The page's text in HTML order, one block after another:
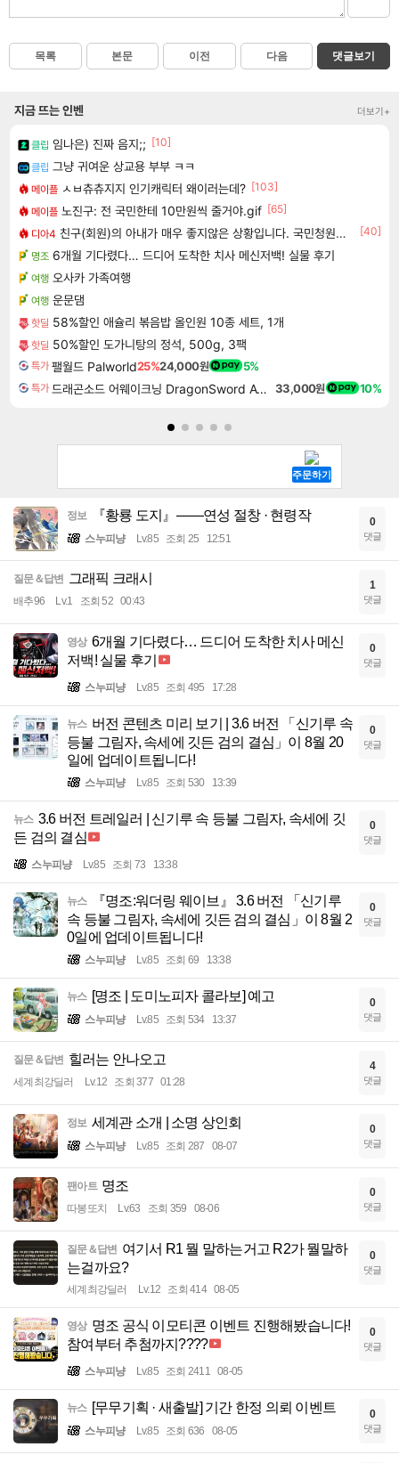
목록 본문 이전 다음 댓글보기
지금 뜨는 인벤 더보기+
클립 임나은) 진짜 음지;; [10]
클립 그냥 귀여운 상교용 부부 ㅋㅋ
메이플 ㅅㅂ츄츄지지 인기캐릭터 왜이러는데? [103]
메이플 노진구: 전 국민한테 10만원씩 줄거야.gif [65]
디아4 친구(회원)의 아내가 매우 좋지않은 상황입니다. 국민청원동의를 부탁드립니다.(췌장암 신약)
[40]
명조 6개월 기다렸다… 드디어 도착한 치사 메신저백! 실물 후기
여행 오사카 가족여행
여행 운문댐
핫딜 58%할인 애슐리 볶음밥 올인원 10종 세트, 1개
핫딜 50%할인 도가니탕의 정석, 500g, 3팩
특가 팰월드 Palworld25%24,000원 5%
특가 드래곤소드 어웨이크닝 DragonSword Awakening 33,000원 10%
정보 『황룡 도지』——연성 절창 · 현령작
스누피냥 Lv.85 조회 25 12:51
0
댓글
질문＆답변 그래픽 크래시
배추96 Lv.1 조회 52 00:43
1
댓글
영상 6개월 기다렸다… 드디어 도착한 치사 메신
저백! 실물 후기
스누피냥 Lv.85 조회 495 17:28
0
댓글
뉴스 버전 콘텐츠 미리 보기 | 3.6 버전 「신기루 속
등불 그림자, 속세에 깃든 검의 결심」이 8월 20
일에 업데이트됩니다!
스누피냥 Lv.85 조회 530 13:39
0
댓글
뉴스 3.6 버전 트레일러 | 신기루 속 등불 그림자, 속세에 깃
든 검의 결심
스누피냥 Lv.85 조회 73 13:38
0
댓글
뉴스
『명조:워더링 웨이브』 3.6 버전 「신기루
속 등불 그림자, 속세에 깃든 검의 결심」이 8월 2
0일에 업데이트됩니다!
스누피냥 Lv.85 조회 69 13:38
0
댓글
뉴스 [명조 | 도미노피자 콜라보] 예고
스누피냥 Lv.85 조회 534 13:37
0
댓글
질문＆답변 힐러는 안나오고
세계최강딜러 Lv.12 조회 377 01:28
4
댓글
정보 세계관 소개 | 소명 상인회
스누피냥 Lv.85 조회 287 08-07
0
댓글
팬아트 명조
따봉또치 Lv.63 조회 359 08-06
0
댓글
질문＆답변 여기서 R1 뭘 말하는거고 R2가 뭘말하
는걸까요?
세계최강딜러 Lv.12 조회 414 08-05
0
댓글
영상 명조 공식 이모티콘 이벤트 진행해봤습니다!
참여부터 추첨까지????
스누피냥 Lv.85 조회 2411 08-05
0
댓글
뉴스 [무무기획 · 새출발] 기간 한정 의뢰 이벤트
스누피냥 Lv.85 조회 636 08-05
0
댓글